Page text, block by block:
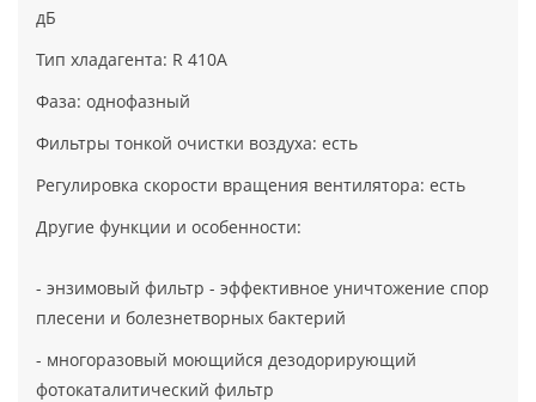
дБ
Тип хладагента: R 410A
Фаза: однофазный
Фильтры тонкой очистки воздуха: есть
Регулировка скорости вращения вентилятора: есть
Другие функции и особенности:
- энзимовый фильтр - эффективное уничтожение спор
плесени и болезнетворных бактерий
- многоразовый моющийся дезодорирующий
фотокаталитический фильтр